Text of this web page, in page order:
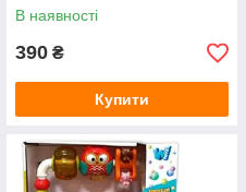
В наявності
390 ₴
Купити